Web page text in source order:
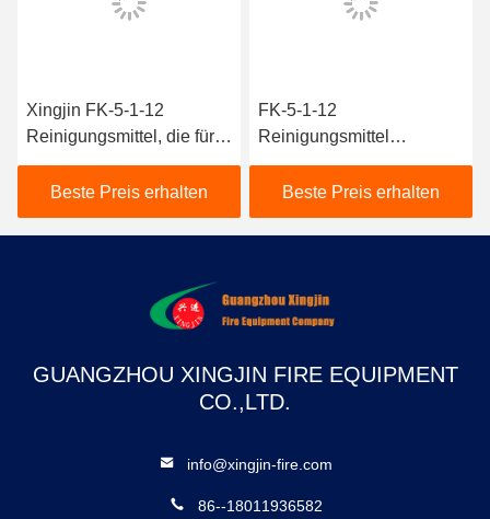
Xingjin FK-5-1-12
Reinigungsmittel, die für
die Brandsicherheit in
Industrieanlagen
unerlässlich sind
Beste Preis erhalten
FK-5-1-12
Reinigungsmittel
hocheffiziente
Brandbekämpfung /
Brandschutz Sicherheit
und Zuverlässigkeit
Beste Preis erhalten
GUANGZHOU XINGJIN FIRE EQUIPMENT
CO.,LTD.
info@xingjin-fire.com
86--18011936582